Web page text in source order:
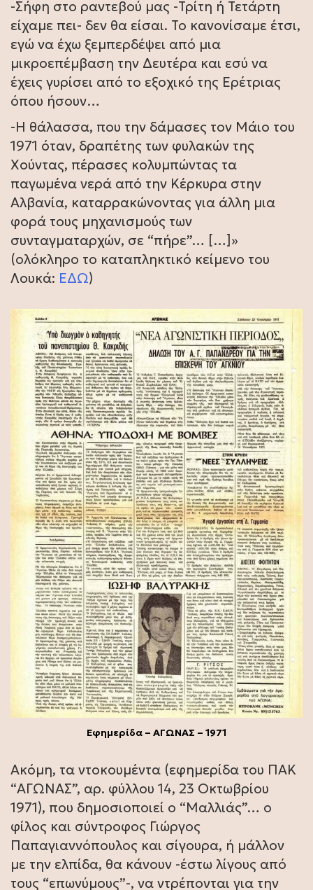
-Σήφη στο ραντεβού μας -Τρίτη ή Τετάρτη
είχαμε πει- δεν θα είσαι. Το κανονίσαμε έτσι,
εγώ να έχω ξεμπερδέψει από μια
μικροεπέμβαση την Δευτέρα και εσύ να
έχεις γυρίσει από το εξοχικό της Ερέτριας
όπου ήσουν…
-Η θάλασσα, που την δάμασες τον Μάιο του
1971 όταν, δραπέτης των φυλακών της
Χούντας, πέρασες κολυμπώντας τα
παγωμένα νερά από την Κέρκυρα στην
Αλβανία, καταρρακώνοντας για άλλη μια
φορά τους μηχανισμούς των
συνταγματαρχών, σε “πήρε”… […]»
(ολόκληρο το καταπληκτικό κείμενο του
Λουκά: ΕΔΩ)
Εφημερίδα – ΑΓΩΝΑΣ – 1971
Ακόμη, τα ντοκουμέντα (εφημερίδα του ΠΑΚ
“ΑΓΩΝΑΣ”, αρ. φύλλου 14, 23 Οκτωβρίου
1971), που δημοσιοποιεί ο “Μαλλιάς”… ο
φίλος και σύντροφος Γιώργος
Παπαγιαννόπουλος και σίγουρα, ή μάλλον
με την ελπίδα, θα κάνουν -έστω λίγους από
τους “επωνύμους”-, να ντρέπονται για την